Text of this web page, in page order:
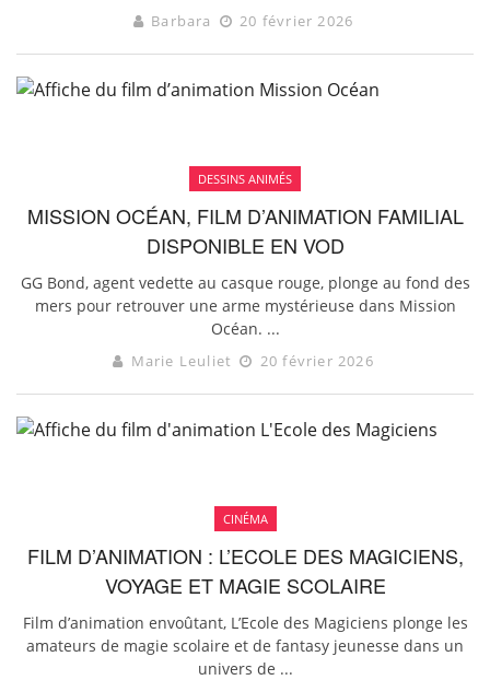
Barbara 20 février 2026
DESSINS ANIMÉS
MISSION OCÉAN, FILM D’ANIMATION FAMILIAL
DISPONIBLE EN VOD
GG Bond, agent vedette au casque rouge, plonge au fond des
mers pour retrouver une arme mystérieuse dans Mission
Océan. ...
Marie Leuliet 20 février 2026
CINÉMA
FILM D’ANIMATION : L’ECOLE DES MAGICIENS,
VOYAGE ET MAGIE SCOLAIRE
Film d’animation envoûtant, L’Ecole des Magiciens plonge les
amateurs de magie scolaire et de fantasy jeunesse dans un
univers de ...